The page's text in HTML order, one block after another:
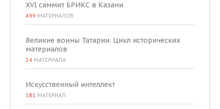
XVI саммит БРИКС в Казани
499 МАТЕРИАЛОВ
Великие воины Татарии. Цикл исторических
материалов
24 МАТЕРИАЛА
Искусственный интеллект
181 МАТЕРИАЛ